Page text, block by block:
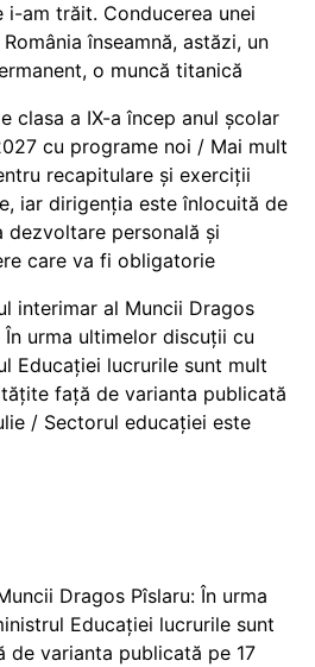
i-am trăit. Conducerea unei
înseamnă, astăzi, un
o muncă titanică
clasa a IX-a încep anul școlar
cu programe noi / Mai mult
recapitulare și exerciții
iar dirigenția este înlocuită de
dezvoltare personală și
care va fi obligatorie
interimar al Muncii Dragos
În urma ultimelor discuții cu
Educației lucrurile sunt mult
față de varianta publicată
/ Sectorul educației este
Dragos Pîslaru: În urma
Educației lucrurile sunt
de varianta publicată pe 17